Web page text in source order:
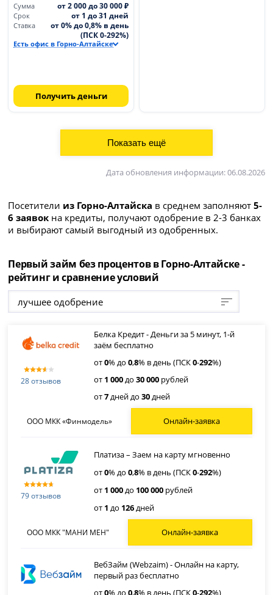
Сумма
от 2 000 до 30 000 ₽
Срок от 1 до 31 дней
Ставка
от 0% до 0,8% в день
(ПСК 0-292%)
Есть офис в Горно-Алтайске
Получить деньги
Дата обновления информации: 06.08.2026
Посетители из Горно-Алтайска в среднем заполняют5-
6 заявок на кредиты, получают одобрение в 2-3 банках
и выбирают самый выгодный из одобренных.
Первый займ без процентов в Горно-Алтайске -
рейтинг и сравнение условий
лучшее одобрение
28 отзывов
Белка Кредит - Деньги за 5 минут, 1-й
заём бесплатно
от0% до0,8% в день (ПСК0-292%)
от 1 000до30 000 рублей
от7дней до30дней
ООО МКК «Финмодель» Онлайн-заявка
79 отзывов
Платиза – Заем на карту мгновенно
от0% до0,8% в день (ПСК0-292%)
от 1 000до 100 000 рублей
от 1 до 126дней
ООО МКК "МАНИ МЕН" Онлайн-заявка
ВебЗайм (Webzaim) - Онлайн на карту,
первый раз бесплатно
от0% до0,8% в день (ПСК0-292%)